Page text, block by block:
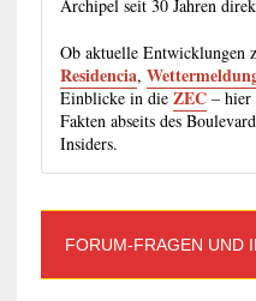
Archipel seit 30 Jahren
Ob aktuelle Entwicklungen
Residencia,
Einblicke in dieZEC– hier
Fakten abseits des
Insiders.
FORUM-FRAGEN UND